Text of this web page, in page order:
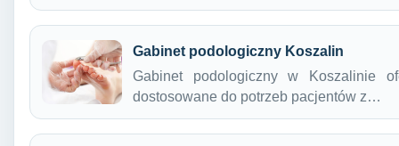
Gabinet podologiczny Koszalin
Gabinet podologiczny w Koszalinie
dostosowane do potrzeb pacjentów z…